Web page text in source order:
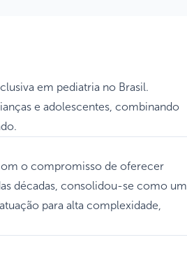
em pediatria no Brasil.
e adolescentes, combinando
o compromisso de oferecer
décadas, consolidou-se como um
para alta complexidade,